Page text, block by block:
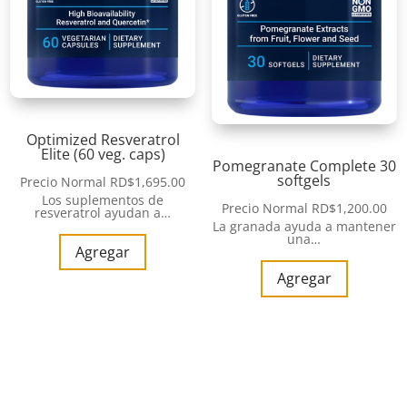
Optimized Resveratrol
Elite (60 veg. caps)
Precio Normal RD$1,695.00
Los suplementos de
resveratrol ayudan a…
Agregar
Pomegranate Complete 30
softgels
Precio Normal RD$1,200.00
La granada ayuda a mantener
una…
Agregar